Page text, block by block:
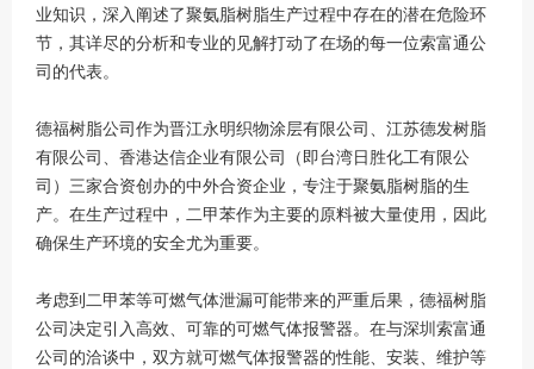
业知识，深入阐述了聚氨脂树脂生产过程中存在的潜在危险环
节，其详尽的分析和专业的见解打动了在场的每一位索富通公
司的代表。
德福树脂公司作为晋江永明织物涂层有限公司、江苏德发树脂
有限公司、香港达信企业有限公司（即台湾日胜化工有限公
司）三家合资创办的中外合资企业，专注于聚氨脂树脂的生
产。在生产过程中，二甲苯作为主要的原料被大量使用，因此
确保生产环境的安全尤为重要。
考虑到二甲苯等可燃气体泄漏可能带来的严重后果，德福树脂
公司决定引入高效、可靠的可燃气体报警器。在与深圳索富通
公司的洽谈中，双方就可燃气体报警器的性能、安装、维护等